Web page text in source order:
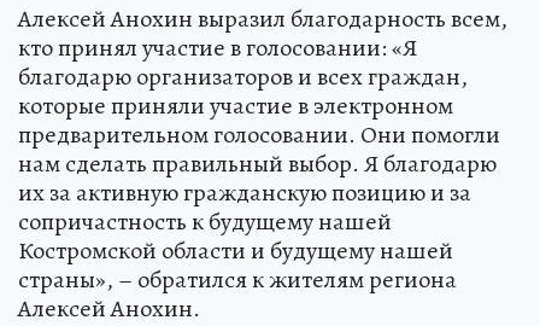
Алексей Анохин выразил благодарность всем,
кто принял участие в голосовании: «Я
благодарю организаторов и всех граждан,
которые приняли участие в электронном
предварительном голосовании. Они помогли
нам сделать правильный выбор. Я благодарю
их за активную гражданскую позицию и за
сопричастность к будущему нашей
Костромской области и будущему нашей
страны», – обратился к жителям региона
Алексей Анохин.